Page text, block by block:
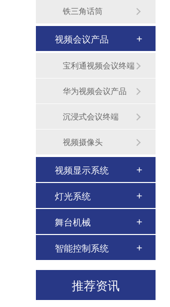
铁三角话筒
视频会议产品
宝利通视频会议终端
华为视频会议产品
沉浸式会议终端
视频摄像头
视频显示系统
灯光系统
舞台机械
智能控制系统
推荐资讯
无纸化会议室音视频系统解决方案-北京力创瑞和
会议室音视频解决方案-高质量的会议室音响、大屏系统如何布置？
力创瑞和为中国社会科学院建设音视频系统
ATLONA成功助力比亚迪太阳能上海A3工厂会议室建设